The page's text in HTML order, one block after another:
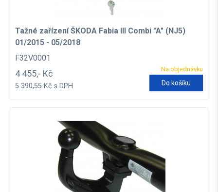
Tažné zařízení ŠKODA Fabia III Combi "A" (NJ5)
01/2015 - 05/2018
F32V0001
Na objednávku
4 455,- Kč
5 390,55 Kč s DPH Do košíku